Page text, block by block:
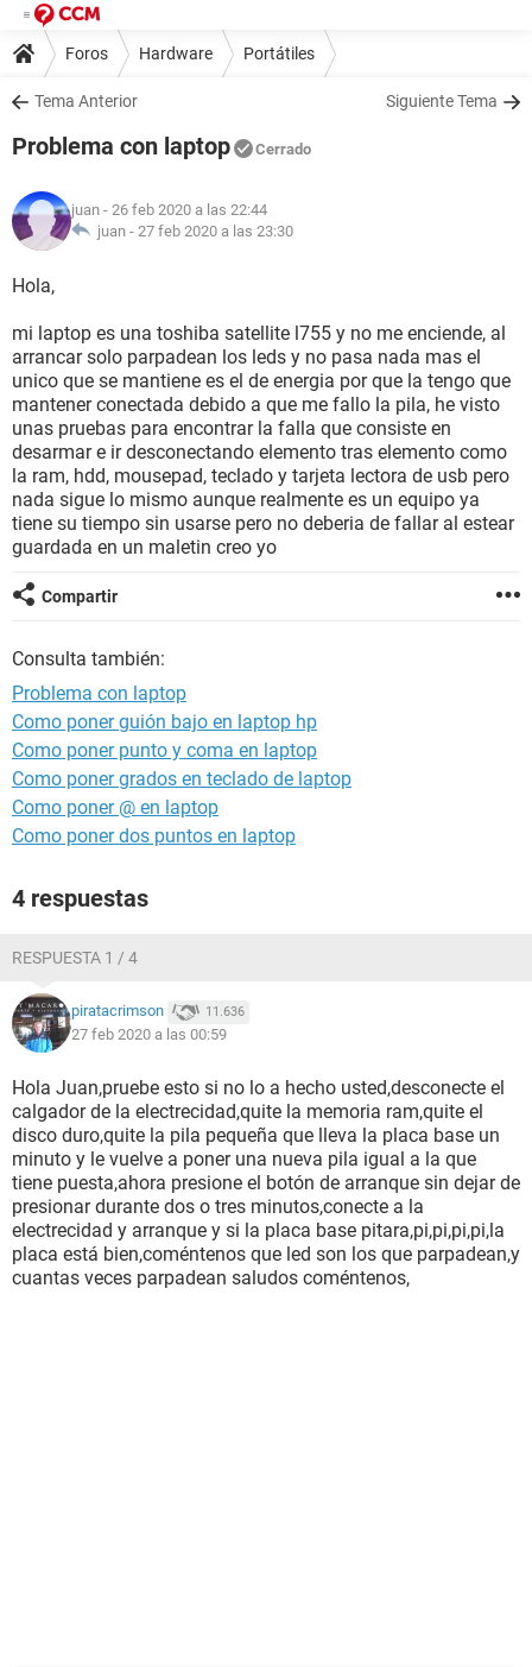
Foros Hardware Portátiles
Tema Anterior Siguiente Tema
Problema con laptop Cerrado
juan - 26 feb 2020 a las 22:44
juan - 27 feb 2020 a las 23:30
Hola,
mi laptop es una toshiba satellite l755 y no me enciende, al
arrancar solo parpadean los leds y no pasa nada mas el
unico que se mantiene es el de energia por que la tengo que
mantener conectada debido a que me fallo la pila, he visto
unas pruebas para encontrar la falla que consiste en
desarmar e ir desconectando elemento tras elemento como
la ram, hdd, mousepad, teclado y tarjeta lectora de usb pero
nada sigue lo mismo aunque realmente es un equipo ya
tiene su tiempo sin usarse pero no deberia de fallar al estear
guardada en un maletin creo yo
Compartir
Consulta también:
Problema con laptop
Como poner guión bajo en laptop hp
Como poner punto y coma en laptop
Como poner grados en teclado de laptop
Como poner @ en laptop
Como poner dos puntos en laptop
4 respuestas
RESPUESTA 1 / 4
piratacrimson 11.636
27 feb 2020 a las 00:59
Hola Juan,pruebe esto si no lo a hecho usted,desconecte el
calgador de la electrecidad,quite la memoria ram,quite el
disco duro,quite la pila pequeña que lleva la placa base un
minuto y le vuelve a poner una nueva pila igual a la que
tiene puesta,ahora presione el botón de arranque sin dejar de
presionar durante dos o tres minutos,conecte a la
electrecidad y arranque y si la placa base pitara,pi,pi,pi,pi,la
placa está bien,coméntenos que led son los que parpadean,y
cuantas veces parpadean saludos coméntenos,